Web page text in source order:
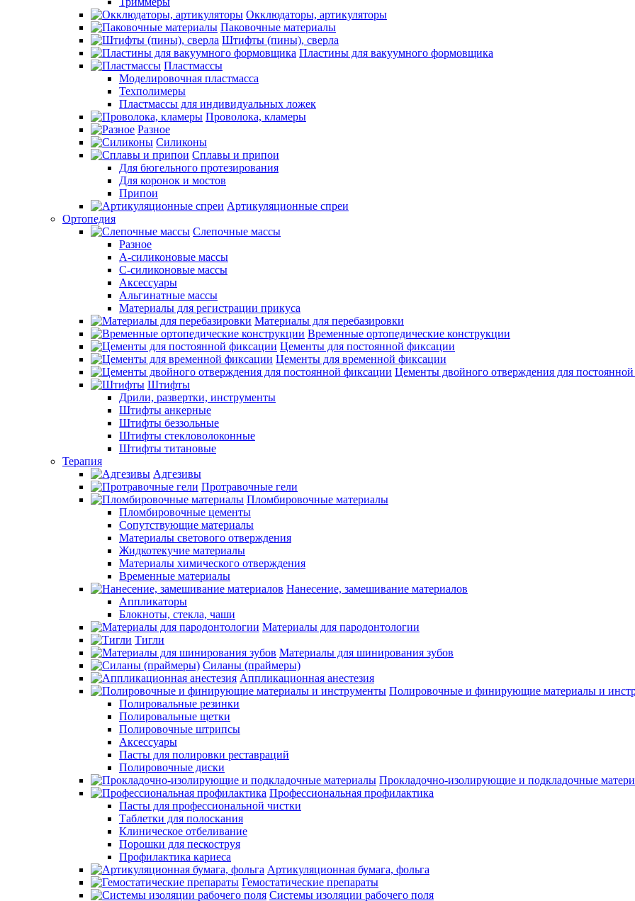
Окклюдаторы, артикуляторы
Паковочные материалы
Штифты (пины), сверла
Пластины для вакуумного формовщика
Пластмассы
Моделировочная пластмасса
Техполимеры
Пластмассы для индивидуальных ложек
Проволока, кламеры
Разное
Силиконы
Сплавы и припои
Для бюгельного протезирования
Для коронок и мостов
Припои
Артикуляционные спреи
Ортопедия
Слепочные массы
Разное
А-силиконовые массы
С-силиконовые массы
Аксессуары
Альгинатные массы
Материалы для регистрации прикуса
Материалы для перебазировки
Временные ортопедические конструкции
Цементы для постоянной фиксации
Цементы для временной фиксации
Цементы двойного отверждения для
Штифты
Дрили, развертки, инструменты
Штифты анкерные
Штифты беззольные
Штифты стекловолоконные
Штифты титановые
Терапия
Адгезивы
Протравочные гели
Пломбировочные материалы
Пломбировочные цементы
Сопутствующие материалы
Материалы светового отверждения
Жидкотекучие материалы
Материалы химического отверждения
Временные материалы
Нанесение, замешивание материалов
Аппликаторы
Блокноты, стекла, чаши
Материалы для пародонтологии
Тигли
Материалы для шинирования зубов
Силаны (праймеры)
Аппликационная анестезия
Полировочные и финирующие материалы и
Полировальные резинки
Полировальные щетки
Полировочные штрипсы
Аксессуары
Пасты для полировки реставраций
Полировочные диски
Прокладочно-изолирующие и подкладочные
Профессиональная профилактика
Пасты для профессиональной чистки
Таблетки для полоскания
Клиническое отбеливание
Порошки для пескоструя
Профилактика кариеса
Артикуляционная бумага, фольга
Гемостатические препараты
Системы изоляции рабочего поля